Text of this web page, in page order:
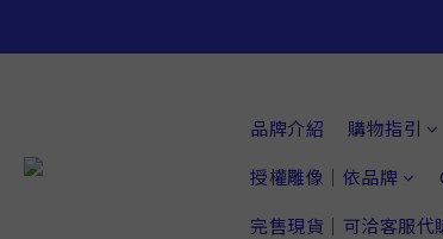
品牌介紹 購物指引
授權雕像｜依品牌
完售現貨｜可洽客服代